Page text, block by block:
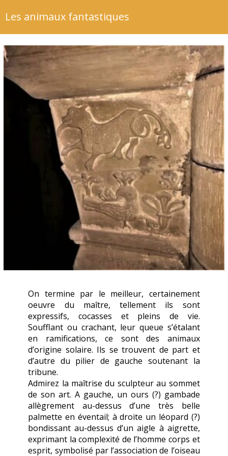
Les animaux fantastiques
On termine par le meilleur, certainement
oeuvre du maître, tellement ils sont
expressifs, cocasses et pleins de vie.
Soufflant ou crachant, leur queue s’étalant
en ramifications, ce sont des animaux
d’origine solaire. Ils se trouvent de part et
d’autre du pilier de gauche soutenant la
tribune.
Admirez la maîtrise du sculpteur au sommet
de son art. A gauche, un ours (?) gambade
allègrement au-dessus d’une très belle
palmette en éventail; à droite un léopard (?)
bondissant au-dessus d’un aigle à aigrette,
exprimant la complexité de l’homme corps et
esprit, symbolisé par l’association de l’oiseau